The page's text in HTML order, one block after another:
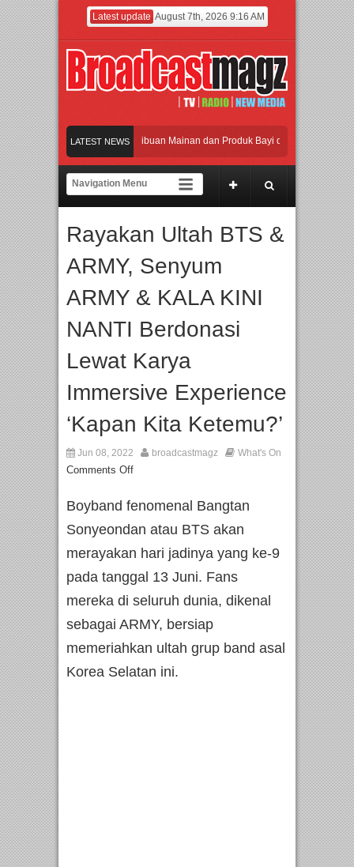
Latest update August 7th, 2026 9:16 AM
LATEST NEWS
Jakarta dengan Ribuan Mainan dan Produk Bayi dari Seluruh Dunia,
Gerbang Inovasi dan Peluang Bisnis Industri Gifts dan Housewares Asia
Perpaduan Warisan Dan Semangat Lokal, BIRKENSTOCK INDONESIA
Jakarta dengan Ribuan Mainan dan Produk Bayi dari Seluruh Dunia,
Rayakan Ultah BTS &
ARMY, Senyum
ARMY & KALA KINI
NANTI Berdonasi
Lewat Karya
Immersive Experience
‘Kapan Kita Ketemu?’
Jun 08, 2022 broadcastmagz What's On
Comments Off
Boyband fenomenal Bangtan
Sonyeondan atau BTS akan
merayakan hari jadinya yang ke-9
pada tanggal 13 Juni. Fans
mereka di seluruh dunia, dikenal
sebagai ARMY, bersiap
memeriahkan ultah grup band asal
Korea Selatan ini.